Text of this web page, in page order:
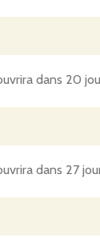
dans 20
dans 27